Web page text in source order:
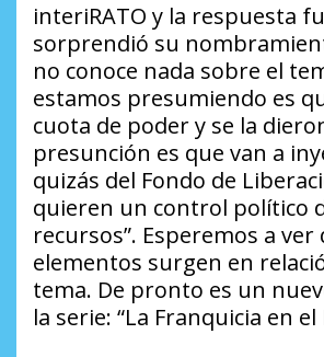
interiRATO y la respuesta
sorprendió su
no conoce nada sobre el
estamos presumiendo es
cuota de poder y se la
presunción es que van a
quizás del Fondo de
quieren un control político
recursos”. Esperemos a
elementos surgen en
tema. De pronto es un
la serie: “La Franquicia en el